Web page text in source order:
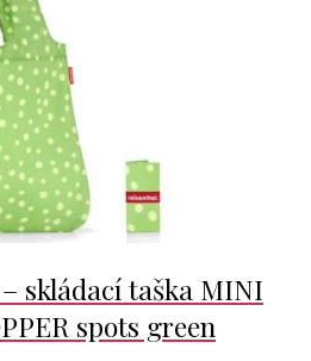
skládací taška MINI
spots green